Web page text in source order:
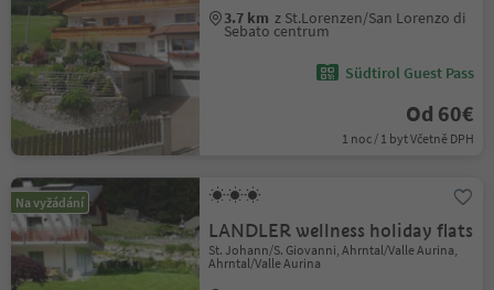
3.7 km z St.Lorenzen/San Lorenzo di
Sebato centrum
Südtirol Guest Pass
Od 60€
1 noc / 1 byt Včetně DPH
Na vyžádání
LANDLER wellness holiday flats
St. Johann/S. Giovanni, Ahrntal/Valle Aurina,
Ahrntal/Valle Aurina